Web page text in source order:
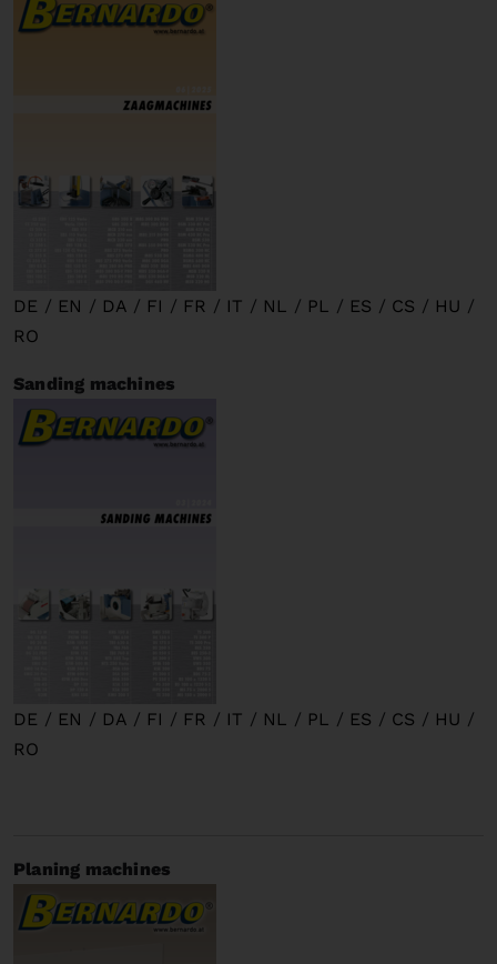
DE / EN / DA / FI / FR / IT / NL / PL / ES / CS / HU /
RO
Sanding machines
DE / EN / DA / FI / FR / IT / NL / PL / ES / CS / HU /
RO
Planing machines